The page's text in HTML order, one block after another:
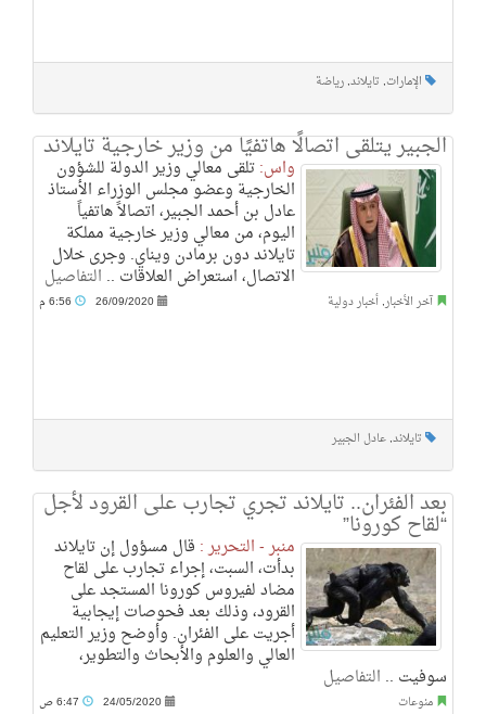
الإمارات, تايلاند, رياضة
الجبير يتلقى اتصالًا هاتفيًا من وزير خارجية تايلاند
واس:تلقى معالي وزير الدولة للشؤون
الخارجية وعضو مجلس الوزراء الأستاذ
عادل بن أحمد الجبير، اتصالاً هاتفياً
اليوم، من معالي وزير خارجية مملكة
تايلاند دون برمادن ويناي. وجرى خلال
الاتصال، استعراض العلاقات .. التفاصيل
آخر الأخبار, أخبار دولية 26/09/2020
تايلاند, عادل الجبير
بعد الفئران.. تايلاند تجري تجارب على القرود لأجل
“لقاح كورونا”
منبر - التحرير : قال مسؤول إن تايلاند
بدأت، السبت، إجراء تجارب على لقاح
مضاد لفيروس كورونا المستجد على
القرود، وذلك بعد فحوصات إيجابية
أجريت على الفئران. وأوضح وزير التعليم
العالي والعلوم والأبحاث والتطوير،
سوفيت .. التفاصيل
منوعات 24/05/2020